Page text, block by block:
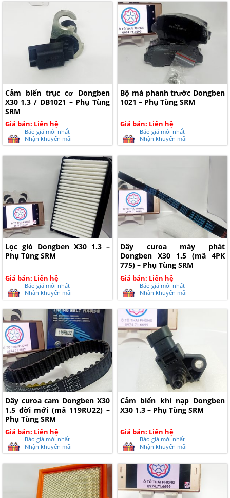
Cảm biến trục cơ Dongben
X30 1.3 / DB1021 – Phụ Tùng
SRM
Giá bán: Liên hệ
Báo giá mới nhất
Nhận khuyến mãi
Bộ má phanh trước Dongben
1021 – Phụ Tùng SRM
Giá bán: Liên hệ
Báo giá mới nhất
Nhận khuyến mãi
Lọc gió Dongben X30 1.3 –
Phụ Tùng SRM
Giá bán: Liên hệ
Báo giá mới nhất
Nhận khuyến mãi
Dây curoa máy phát
Dongben X30 1.5 (mã 4PK
775) – Phụ Tùng SRM
Giá bán: Liên hệ
Báo giá mới nhất
Nhận khuyến mãi
Dây curoa cam Dongben X30
1.5 đời mới (mã 119RU22) –
Phụ Tùng SRM
Giá bán: Liên hệ
Báo giá mới nhất
Nhận khuyến mãi
Cảm biến khí nạp Dongben
X30 1.3 – Phụ Tùng SRM
Giá bán: Liên hệ
Báo giá mới nhất
Nhận khuyến mãi